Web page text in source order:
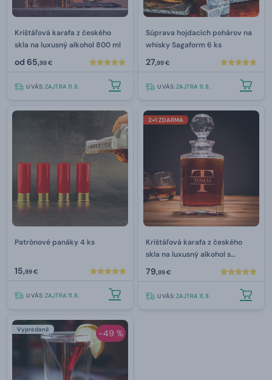
Krištáľová karafa z českého
skla na luxusný alkohol 800 ml
od 65,99 €
U VÁS:ZAJTRA 11. 8.
Súprava hojdacích pohárov na
whisky Sagaform 6 ks
27,99 €
U VÁS:ZAJTRA 11. 8.
Patrónové panáky 4 ks
15,99 €
U VÁS:ZAJTRA 11. 8.
2+1 ZDARMA
Krištáľová karafa z českého
skla na luxusný alkohol s
gravírovaním 800 ml
79,99 €
U VÁS:ZAJTRA 11. 8.
-49 %
Vypredané